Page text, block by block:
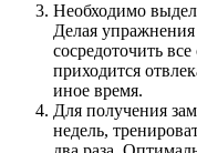
Необходимо
Делая упражнения
сосредоточить
приходится
иное время.
Для получения
недель,